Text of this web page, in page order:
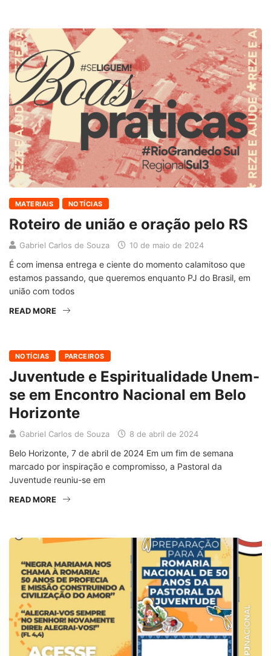
MATERIAIS NOTÍCIAS
Roteiro de união e oração pelo RS
Gabriel Carlos de Souza 10 de maio de 2024
É com imensa entrega e ciente do momento calamitoso que
estamos passando, que queremos enquanto PJ do Brasil, em
união com todos
READ MORE
NOTÍCIAS PARCEIROS
Juventude e Espiritualidade Unem-
se em Encontro Nacional em Belo
Horizonte
Gabriel Carlos de Souza 8 de abril de 2024
Belo Horizonte, 7 de abril de 2024 Em um fim de semana
marcado por inspiração e compromisso, a Pastoral da
Juventude reuniu-se em
READ MORE